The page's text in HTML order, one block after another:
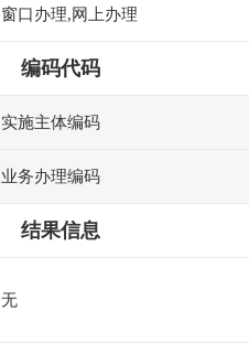
窗口办理,网上办理
编码代码
实施主体编码
业务办理编码
结果信息
无